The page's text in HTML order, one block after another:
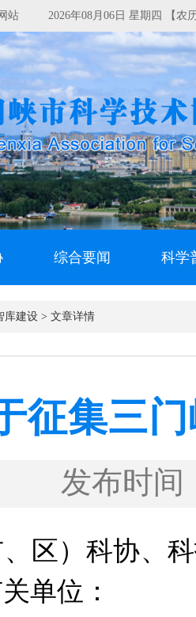
站 2026年08月06日 星期四 【农
综合要闻 科学
库建设 > 文章详情
征集三
发布时间
区）科协、
单位：